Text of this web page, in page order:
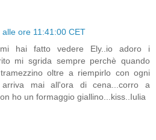
ore 11:41:00 CET
hai fatto vedere Ely..io adoro i
mi sgrida sempre perchè quando
oltre a riempirlo con ogni
mai all'ora di cena...corro a
ho un formaggio giallino...kiss..Iulia